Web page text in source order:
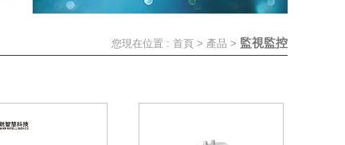
您現在位置 : 首頁 > 產品 > 監視監控